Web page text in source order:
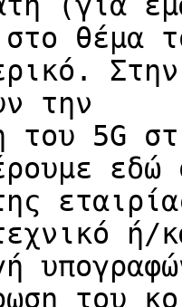
στο θέμα
την
του 5G
ή/
του